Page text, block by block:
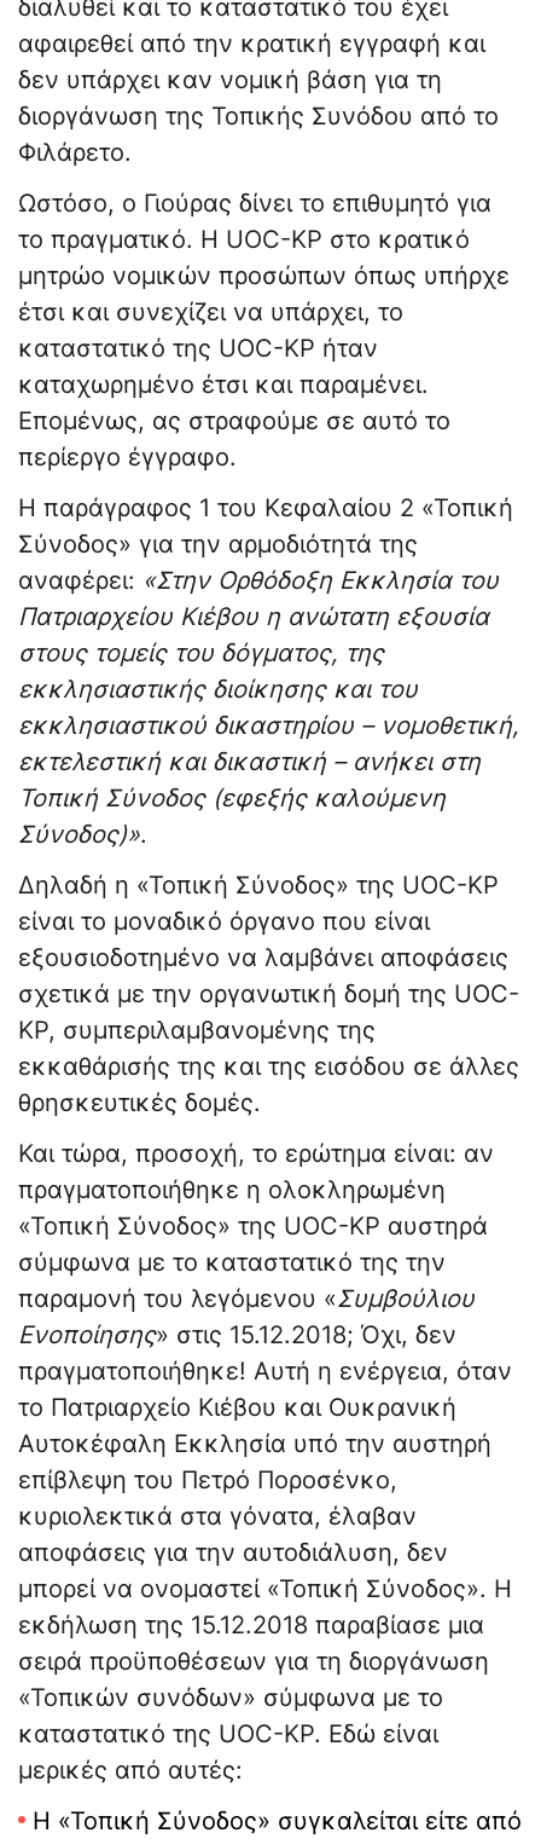
διαλυθεί και το καταστατικό του έχει
αφαιρεθεί από την κρατική εγγραφή και
δεν υπάρχει καν νομική βάση για τη
διοργάνωση της Τοπικής Συνόδου από το
Φιλάρετο.
Ωστόσο, ο Γιούρας δίνει το επιθυμητό για
το πραγματικό. Η UOC-KP στο κρατικό
μητρώο νομικών προσώπων όπως υπήρχε
έτσι και συνεχίζει να υπάρχει, το
καταστατικό της UOC-KP ήταν
καταχωρημένο έτσι και παραμένει.
Επομένως, ας στραφούμε σε αυτό το
περίεργο έγγραφο.
Η παράγραφος 1 του Κεφαλαίου 2 «Τοπική
Σύνοδος» για την αρμοδιότητά της
αναφέρει: «Στην Ορθόδοξη Εκκλησία του
Πατριαρχείου Κιέβου η ανώτατη εξουσία
στους τομείς του δόγματος, της
εκκλησιαστικής διοίκησης και του
εκκλησιαστικού δικαστηρίου – νομοθετική,
εκτελεστική και δικαστική – ανήκει στη
Τοπική Σύνοδος (εφεξής καλούμενη
Σύνοδος)».
Δηλαδή η «Τοπική Σύνοδος» της UOC-KP
είναι το μοναδικό όργανο που είναι
εξουσιοδοτημένο να λαμβάνει αποφάσεις
σχετικά με την οργανωτική δομή της UOC-
KP, συμπεριλαμβανομένης της
εκκαθάρισής της και της εισόδου σε άλλες
θρησκευτικές δομές.
Και τώρα, προσοχή, το ερώτημα είναι: αν
πραγματοποιήθηκε η ολοκληρωμένη
«Τοπική Σύνοδος» της UOC-KP αυστηρά
σύμφωνα με το καταστατικό της την
παραμονή του λεγόμενου «Συμβούλιου
Ενοποίησης» στις 15.12.2018; Όχι, δεν
πραγματοποιήθηκε! Αυτή η ενέργεια, όταν
το Πατριαρχείο Κιέβου και Ουκρανική
Αυτοκέφαλη Εκκλησία υπό την αυστηρή
επίβλεψη του Πετρό Ποροσένκο,
κυριολεκτικά στα γόνατα, έλαβαν
αποφάσεις για την αυτοδιάλυση, δεν
μπορεί να ονομαστεί «Τοπική Σύνοδος». Η
εκδήλωση της 15.12.2018 παραβίασε μια
σειρά προϋποθέσεων για τη διοργάνωση
«Τοπικών συνόδων» σύμφωνα με το
καταστατικό της UOC-KP. Εδώ είναι
μερικές από αυτές:
Η «Τοπική Σύνοδος» συγκαλείται είτε από